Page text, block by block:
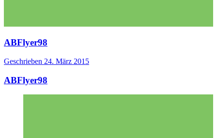
ABFlyer98
Geschrieben 24. März 2015
ABFlyer98